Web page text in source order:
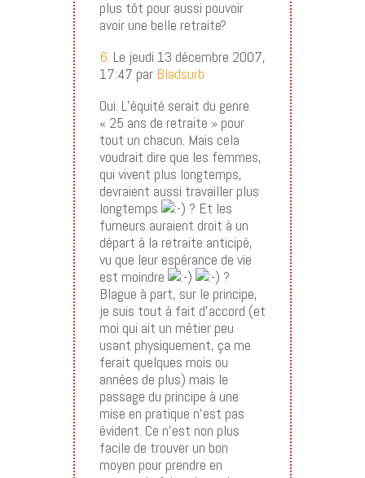
plus tôt pour aussi pouvoir
avoir une belle retraite?
6. Le jeudi 13 décembre 2007,
17:47 par Bladsurb
Oui. L’équité serait du genre
« 25 ans de retraite » pour
tout un chacun. Mais cela
voudrait dire que les femmes,
qui vivent plus longtemps,
devraient aussi travailler plus
longtemps
? Et les
fumeurs auraient droit à un
départ à la retraite anticipé,
vu que leur espérance de vie
est moindre
?
Blague à part, sur le principe,
je suis tout à fait d’accord (et
moi qui ait un métier peu
usant physiquement, ça me
ferait quelques mois ou
années de plus) mais le
passage du principe à une
mise en pratique n’est pas
évident. Ce n’est non plus
facile de trouver un bon
moyen pour prendre en